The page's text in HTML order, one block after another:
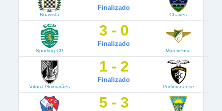
Boavista
Finalizado
Chaves
Sporting CP
3 - 0
Finalizado
Moreirense
Vitória Guimarães
1 - 2
Finalizado
Portimonense
5 - 3